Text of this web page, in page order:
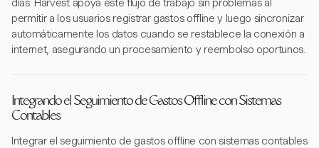
días. Harvest apoya este flujo de trabajo sin problemas al
permitir a los usuarios registrar gastos offline y luego sincronizar
automáticamente los datos cuando se restablece la conexión a
internet, asegurando un procesamiento y reembolso oportunos.
Integrando el Seguimiento de Gastos Offline con Sistemas
Contables
Integrar el seguimiento de gastos offline con sistemas contables